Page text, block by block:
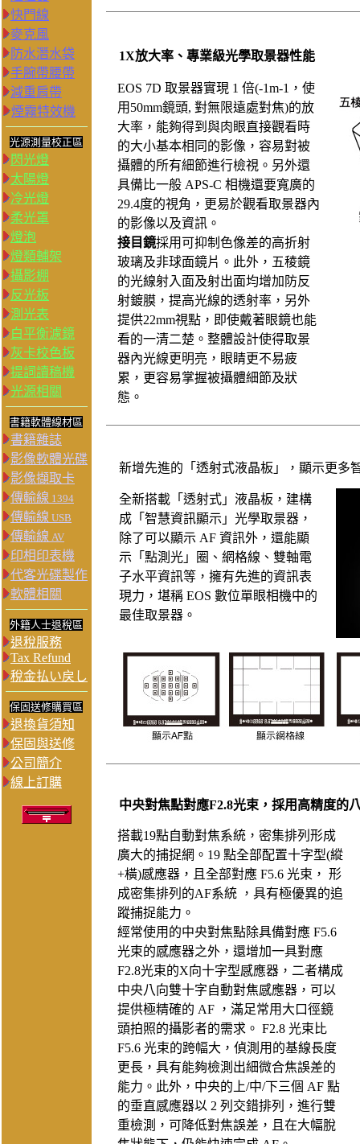
快門線
麥克風
防水潛水袋
手腕帶腰帶
減重肩帶
煙霧特效機
光源測量校正區
閃光燈
太陽燈
冷光燈
柔光罩
燈泡
燈類輔架
攝影棚
反光板
測光表
白平衡濾鏡
灰卡校色板
提詞讀稿機
光源相關
書籍軟體線材區
書籍雜誌
影像軟體光碟
影像擷取卡
傳輸線 1394
傳輸線 USB
傳輸線 AV
印相印表機
代客光碟製作
軟體相關
外籍人士退稅區
退稅服務
Tax Refund
稅金払い戻し
保固送修購買區
退換貨須知
保固與送修
公司簡介
線上訂購
1X放大率、專業級光學取景器性能
EOS 7D 取景器實現 1 倍(-1m-1，使
用50mm鏡頭, 對無限遠處對焦)的放
大率，能夠得到與肉眼直接觀看時
的大小基本相同的影像，容易對被
攝體的所有細節進行檢視。另外還
具備比一般 APS-C 相機還要寬廣的
29.4度的視角，更易於觀看取景器內
的影像以及資訊。
接目鏡採用可抑制色像差的高折射
玻璃及非球面鏡片。此外，五稜鏡
的光線射入面及射出面均增加防反
射鍍膜，提高光線的透射率，另外
提供22mm視點，即使戴著眼鏡也能
看的一清二楚。整體設計使得取景
器內光線更明亮，眼睛更不易疲
累，更容易掌握被攝體細節及狀
態。
新增先進的「透射式液晶板」，顯示更多
全新搭載「透射式」液晶板，建構
成「智慧資訊顯示」光學取景器，
除了可以顯示 AF 資訊外，還能顯
示「點測光」圈、網格線、雙軸電
子水平資訊等，擁有先進的資訊表
現力，堪稱 EOS 數位單眼相機中的
最佳取景器。
中央對焦點對應F2.8光束，採用高精度的
搭載19點自動對焦系統，密集排列形成
廣大的捕捉網。19 點全部配置十字型(縱
+橫)感應器，且全部對應 F5.6 光束， 形
成密集排列的AF系統 ，具有極優異的追
蹤捕捉能力。
經常使用的中央對焦點除具備對應 F5.6
光束的感應器之外，還增加一具對應
F2.8光束的X向十字型感應器，二者構成
中央八向雙十字自動對焦感應器，可以
提供極精確的 AF ，滿足常用大口徑鏡
頭拍照的攝影者的需求。 F2.8 光束比
F5.6 光束的跨幅大，偵測用的基線長度
更長，具有能夠檢測出細微合焦誤差的
能力。此外，中央的上/中/下三個 AF 點
的垂直感應器以 2 列交錯排列，進行雙
重檢測，可降低對焦誤差，且在大幅脫